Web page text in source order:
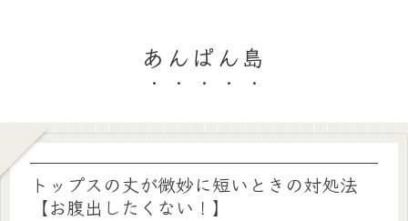
あんぱん島
トップスの丈が微妙に短いときの対処法
【お腹出したくない！】